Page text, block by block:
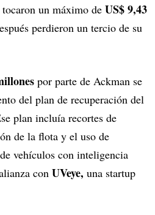
un máximo de US$ 9,43
perdieron un tercio de su
por parte de Ackman se
del plan de recuperación del
plan incluía recortes de
de la flota y el uso de
vehículos con inteligencia
con UVeye, una startup